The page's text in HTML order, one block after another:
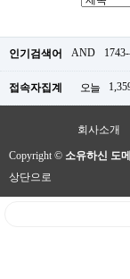
인기검색어 AND
접속자집계 오늘
회사소개
Copyright © 소유하신 도
상단으로